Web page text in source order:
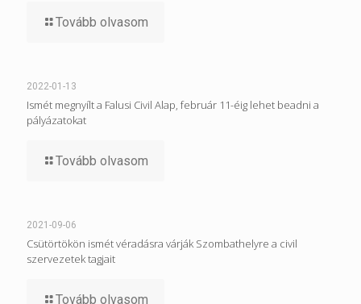
Tovább olvasom
2022-01-13
Ismét megnyílt a Falusi Civil Alap, február 11-éig lehet beadni a
pályázatokat
Tovább olvasom
2021-09-06
Csütörtökön ismét véradásra várják Szombathelyre a civil
szervezetek tagjait
Tovább olvasom